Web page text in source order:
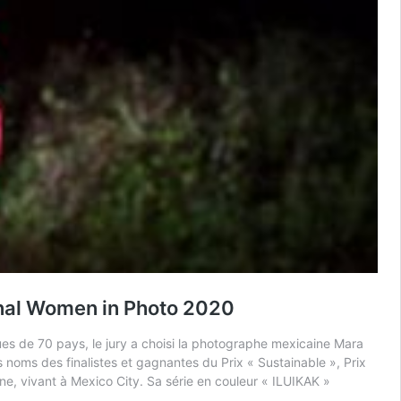
Women in Photo 2020
de 70 pays, le jury a choisi la photographe mexicaine Mara
des finalistes et gagnantes du Prix « Sustainable », Prix
vivant à Mexico City. Sa série en couleur « ILUIKAK »